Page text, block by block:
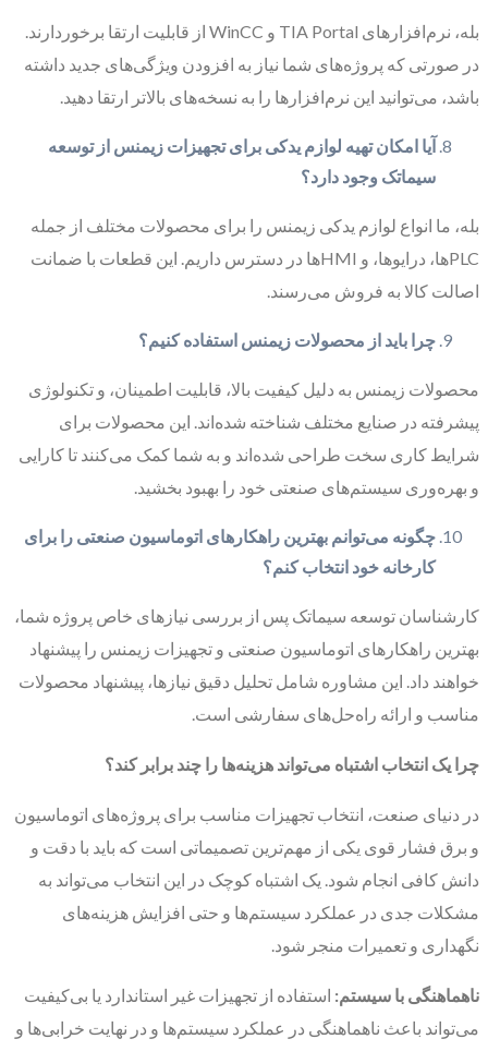
بله، نرم‌افزارهای TIA Portal و WinCC از قابلیت ارتقا برخوردارند.
در صورتی که پروژه‌های شما نیاز به افزودن ویژگی‌های جدید داشته
باشد، می‌توانید این نرم‌افزارها را به نسخه‌های بالاتر ارتقا دهید.
آیا امکان تهیه لوازم یدکی برای تجهیزات زیمنس از توسعه
سیماتک وجود دارد؟
بله، ما انواع لوازم یدکی زیمنس را برای محصولات مختلف از جمله
PLCها، درایوها، و HMIها در دسترس داریم. این قطعات با ضمانت
اصالت کالا به فروش می‌رسند.
چرا باید از محصولات زیمنس استفاده کنیم؟
محصولات زیمنس به دلیل کیفیت بالا، قابلیت اطمینان، و تکنولوژی
پیشرفته در صنایع مختلف شناخته شده‌اند. این محصولات برای
شرایط کاری سخت طراحی شده‌اند و به شما کمک می‌کنند تا کارایی
و بهره‌وری سیستم‌های صنعتی خود را بهبود بخشید.
چگونه می‌توانم بهترین راهکارهای اتوماسیون صنعتی را برای
کارخانه خود انتخاب کنم؟
کارشناسان توسعه سیماتک پس از بررسی نیازهای خاص پروژه شما،
بهترین راهکارهای اتوماسیون صنعتی و تجهیزات زیمنس را پیشنهاد
خواهند داد. این مشاوره شامل تحلیل دقیق نیازها، پیشنهاد محصولات
مناسب و ارائه راه‌حل‌های سفارشی است.
چرا یک انتخاب اشتباه می‌تواند هزینه‌ها را چند برابر کند؟
در دنیای صنعت، انتخاب تجهیزات مناسب برای پروژه‌های اتوماسیون
و برق فشار قوی یکی از مهم‌ترین تصمیماتی است که باید با دقت و
دانش کافی انجام شود. یک اشتباه کوچک در این انتخاب می‌تواند به
مشکلات جدی در عملکرد سیستم‌ها و حتی افزایش هزینه‌های
نگهداری و تعمیرات منجر شود.
ناهماهنگی با سیستم: استفاده از تجهیزات غیر استاندارد یا بی‌کیفیت
می‌تواند باعث ناهماهنگی در عملکرد سیستم‌ها و در نهایت خرابی‌ها و